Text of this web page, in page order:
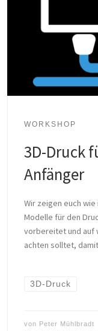
WORKSHOP
3D-Druck
Anfänger
Wir zeigen euch
Modelle für den
vorbereitet und auf
achten solltet,
3D-Druck
von Peter Mühlbradt